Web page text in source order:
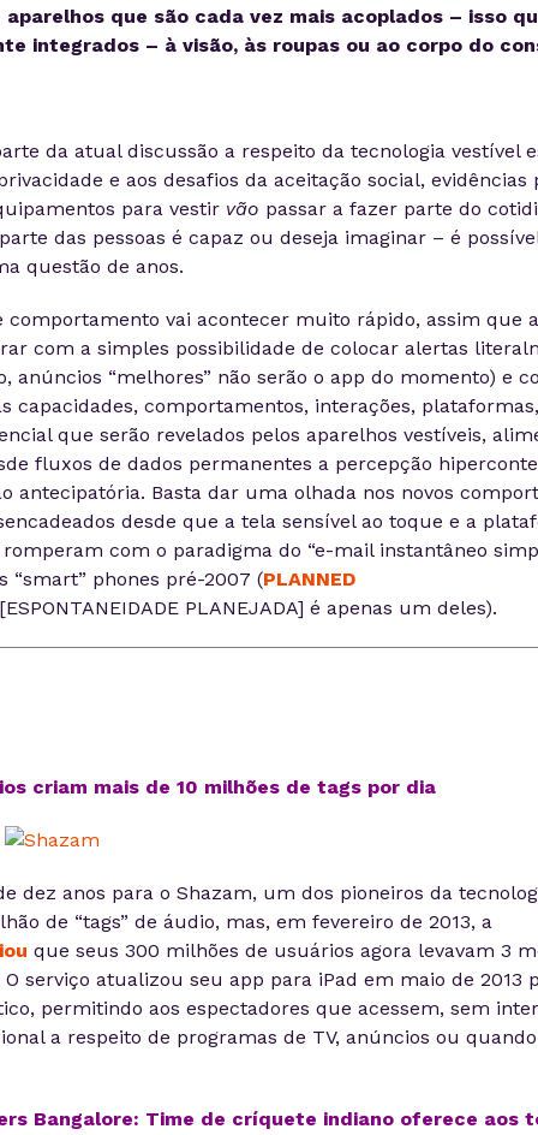
aparelhos que são cada vez mais acoplados – isso
integrados – à visão, às roupas ou ao corpo do
da atual discussão a respeito da tecnologia vestível
e aos desafios da aceitação social, evidências
para vestir vão passar a fazer parte do
das pessoas é capaz ou deseja imaginar – é
questão de anos.
comportamento vai acontecer muito rápido, assim que
com a simples possibilidade de colocar alertas
anúncios “melhores” não serão o app do momento) e
capacidades, comportamentos, interações,
que serão revelados pelos aparelhos vestíveis,
fluxos de dados permanentes a percepção
antecipatória. Basta dar uma olhada nos novos
desde que a tela sensível ao toque e a
romperam com o paradigma do “e-mail instantâneo
“smart” phones pré-2007 (PLANNED
PLANEJADA] é apenas um deles).
criam mais de 10 milhões de tags por dia
dez anos para o Shazam, um dos pioneiros da
de “tags” de áudio, mas, em fevereiro de 2013, a
que seus 300 milhões de usuários agora levavam 3
O serviço atualizou seu app para iPad em maio de 2013
permitindo aos espectadores que acessem, sem
a respeito de programas de TV, anúncios ou
Bangalore: Time de críquete indiano oferece aos